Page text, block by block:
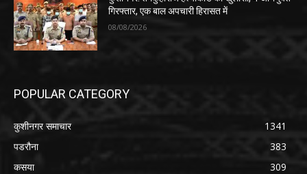
गिरफ्तार, एक बाल अपचारी हिरासत में
08/08/2026
POPULAR CATEGORY
कुशीनगर समाचार
1341
पडरौना
383
कसया
309